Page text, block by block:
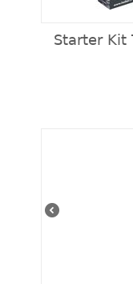
Starter Kit